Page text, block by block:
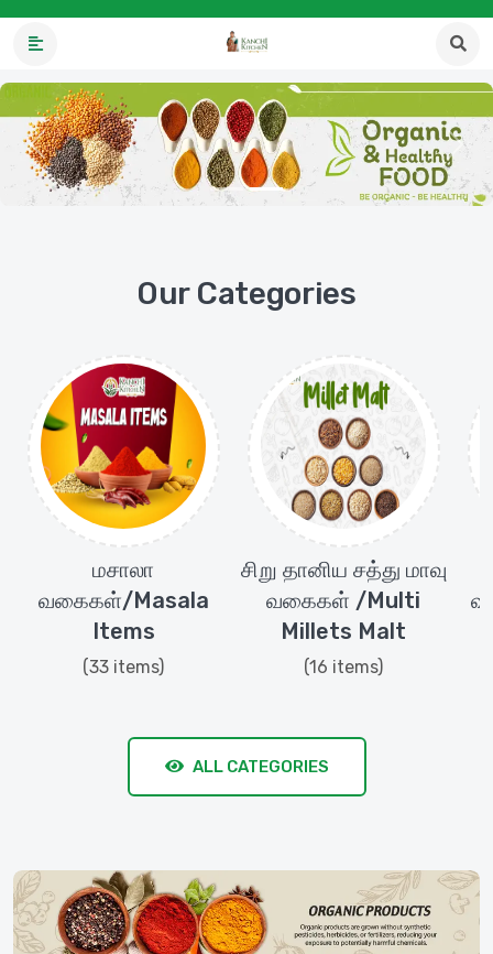
Our Categories
மசாலா
வகைகள்/Masala
Items
(33 items)
சிறு தானிய சத்து மாவு
வகைகள் /Multi
Millets Malt
(16 items)
ALL CATEGORIES